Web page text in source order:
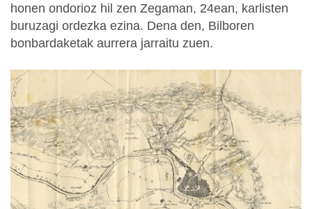
honen ondorioz hil zen Zegaman, 24ean, karlisten
buruzagi ordezka ezina. Dena den, Bilboren
bonbardaketak aurrera jarraitu zuen.